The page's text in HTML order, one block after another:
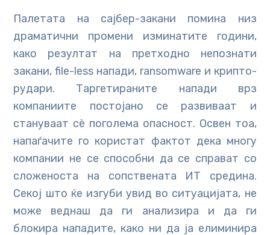
Пaлетата на сајбер-закани помина низ
драматични промени изминатите години,
како резултат на претходно непознати
закани, file-less напади, ransomware и крипто-
рудари. Tаргетираните напади врз
компаниите постојано се развиваат и
стануваат сè поголема опасност. Освен тоа,
напаѓачите го користат фактот дека многу
компании не се способни да се справат со
сложеноста на сопствената ИТ средина.
Секој што ќе изгуби увид во ситуацијата, не
може веднаш да ги анализира и да ги
блокира нападите, како ни да ја елиминира